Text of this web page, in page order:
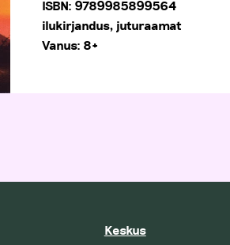
ISBN: 9789985899564
ilukirjandus, juturaamat
Vanus: 8+
Keskus